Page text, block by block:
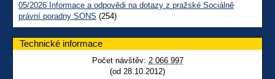
05/2026 Informace a odpovědi na dotazy z pražské Sociálně
právní poradny SONS (254)
Technické informace
Počet návštěv: 2 066 997
(od 28.10.2012)